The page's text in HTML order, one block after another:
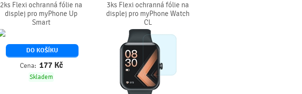
2ks Flexi ochranná fólie na
displej pro myPhone Up
Smart
DO KOŠÍKU
Cena: 177 Kč
Skladem
3ks Flexi ochranná fólie na
displej pro myPhone Watch
CL